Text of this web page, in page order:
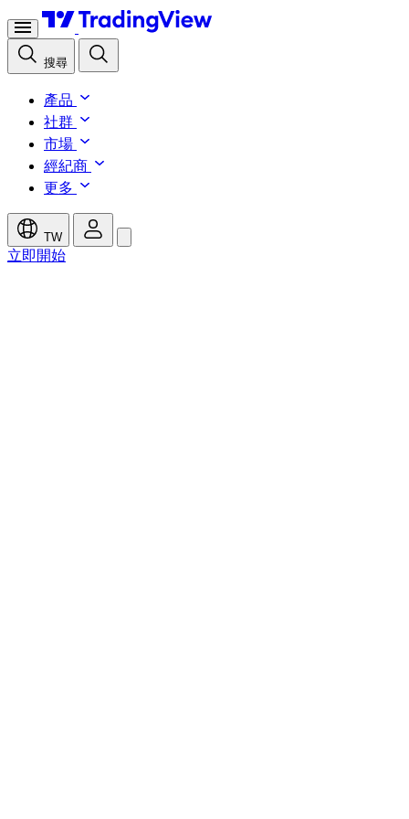
搜尋
產品
社群
市場
經紀商
更多
TW
立即開始